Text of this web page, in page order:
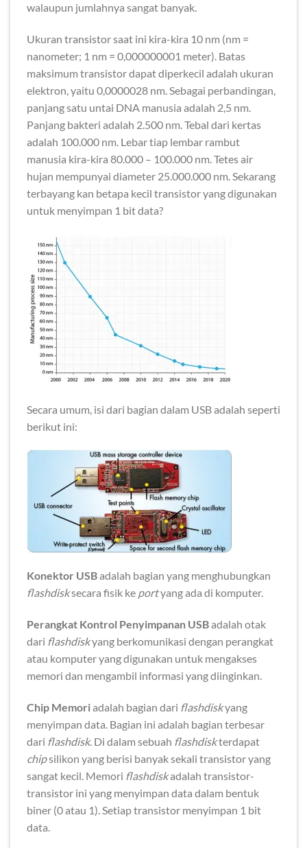
walaupun jumlahnya sangat banyak.
Ukuran transistor saat ini kira-kira 10 nm (nm =
nanometer; 1 nm = 0,000000001 meter). Batas
maksimum transistor dapat diperkecil adalah ukuran
elektron, yaitu 0,0000028 nm. Sebagai perbandingan,
panjang satu untai DNA manusia adalah 2,5 nm.
Panjang bakteri adalah 2.500 nm. Tebal dari kertas
adalah 100.000 nm. Lebar tiap lembar rambut
manusia kira-kira 80.000 – 100.000 nm. Tetes air
hujan mempunyai diameter 25.000.000 nm. Sekarang
terbayang kan betapa kecil transistor yang digunakan
untuk menyimpan 1 bit data?
Secara umum, isi dari bagian dalam USB adalah seperti
berikut ini:
Konektor USBadalah bagian yang menghubungkan
flashdisksecara fisik ke portyang ada di komputer.
Perangkat Kontrol Penyimpanan USBadalah otak
dari flashdiskyang berkomunikasi dengan perangkat
atau komputer yang digunakan untuk mengakses
memori dan mengambil informasi yang diinginkan.
Chip Memoriadalah bagian dari flashdiskyang
menyimpan data. Bagian ini adalah bagian terbesar
dari flashdisk. Di dalam sebuah flashdiskterdapat
chipsilikon yang berisi banyak sekali transistor yang
sangat kecil. Memori flashdiskadalah transistor-
transistor ini yang menyimpan data dalam bentuk
biner (0 atau 1). Setiap transistor menyimpan 1 bit
data.